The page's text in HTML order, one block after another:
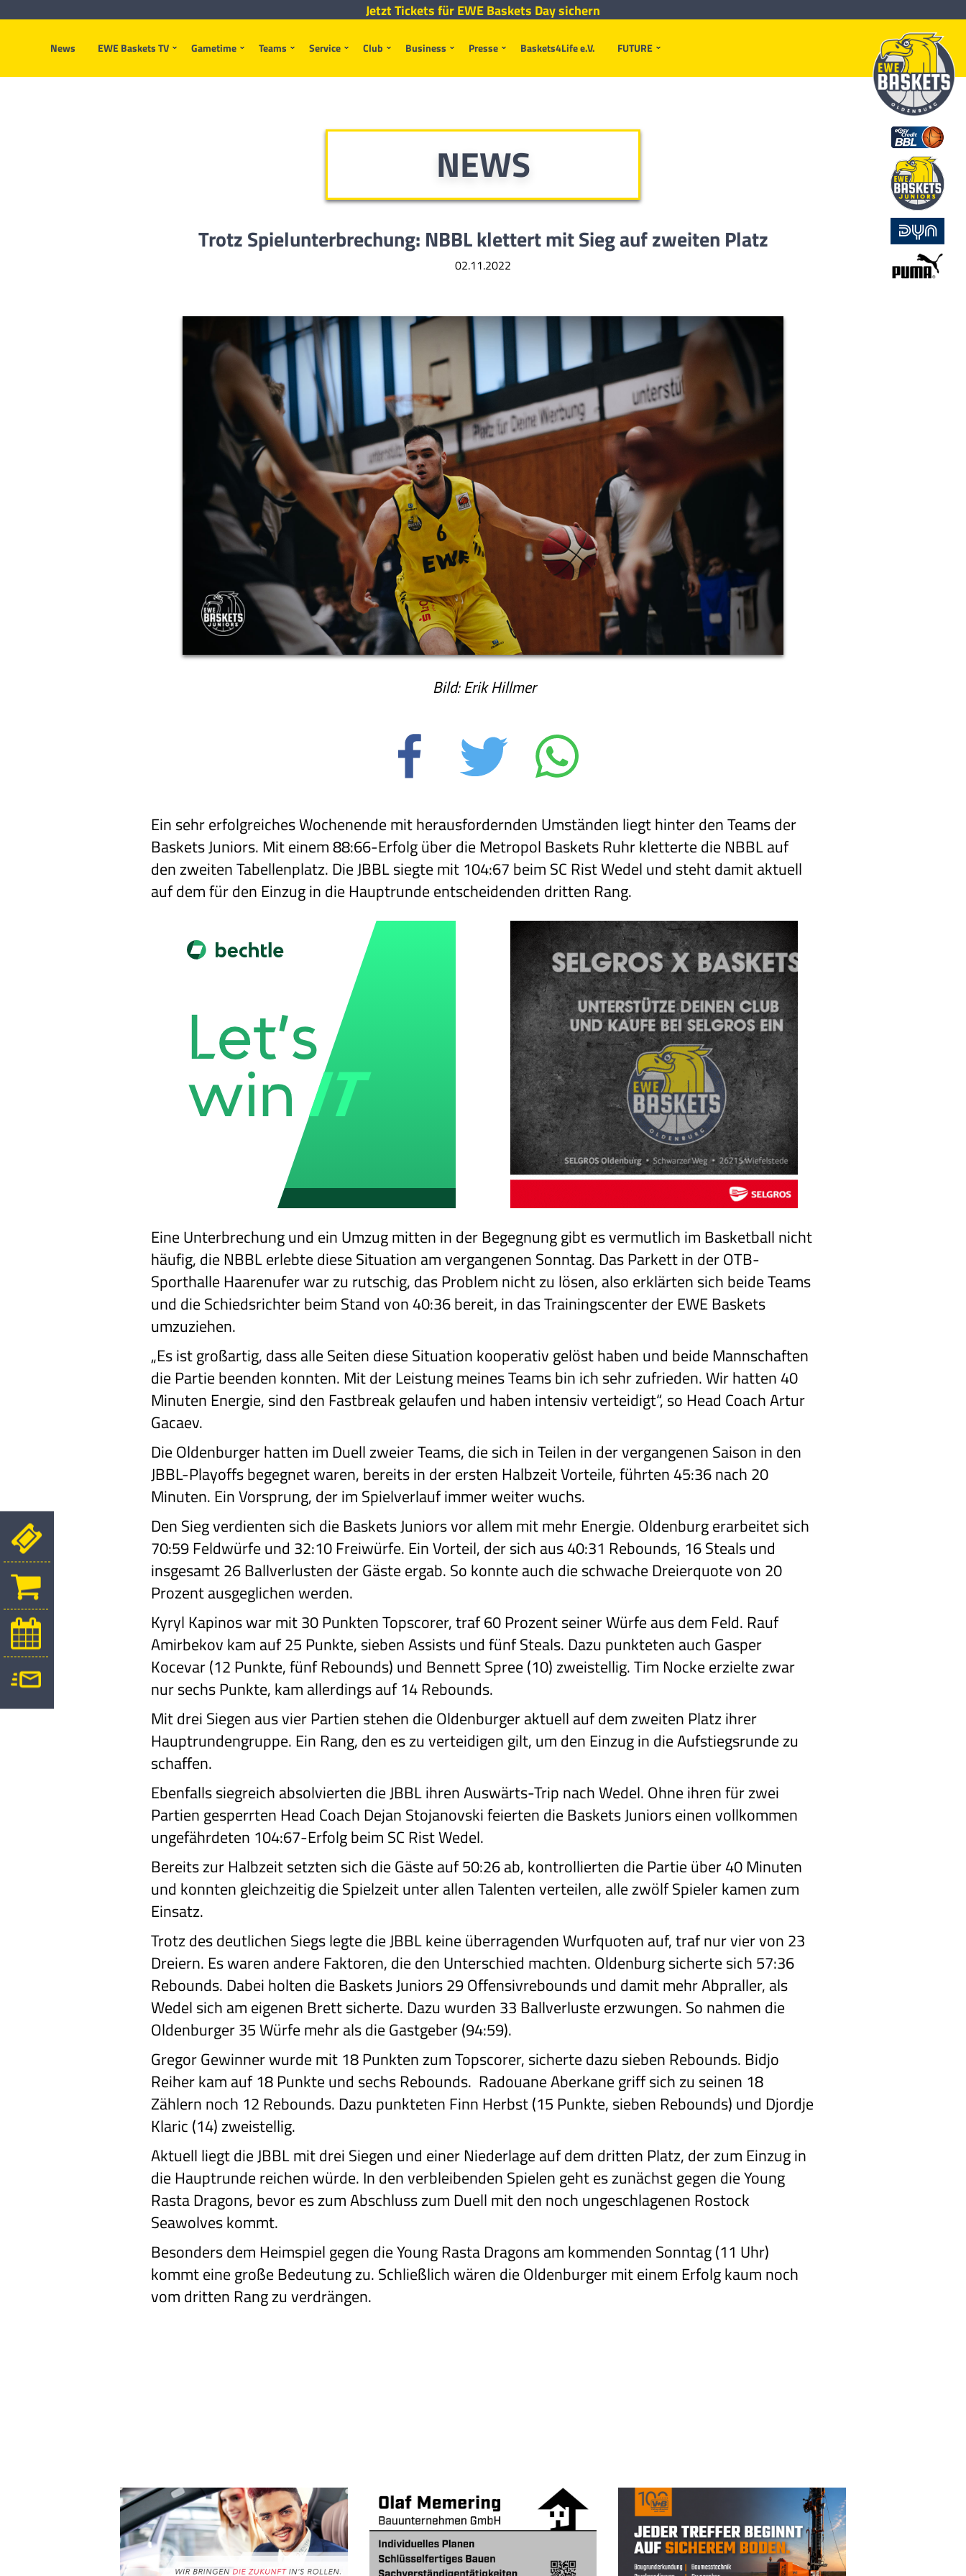
News EWE Baskets TV Gametime Teams Service Club Business Presse Baskets4Life e.V. FUTURE
Jetzt Tickets für EWE Baskets Day sichern
NEWS
Trotz Spielunterbrechung: NBBL klettert mit Sieg auf zweiten Platz
02.11.2022
Bild: Erik Hillmer
Ein sehr erfolgreiches Wochenende mit herausfordernden Umständen liegt hinter den Teams der
Baskets Juniors. Mit einem 88:66-Erfolg über die Metropol Baskets Ruhr kletterte die NBBL auf
den zweiten Tabellenplatz. Die JBBL siegte mit 104:67 beim SC Rist Wedel und steht damit aktuell
auf dem für den Einzug in die Hauptrunde entscheidenden dritten Rang.
Eine Unterbrechung und ein Umzug mitten in der Begegnung gibt es vermutlich im Basketball nicht
häufig, die NBBL erlebte diese Situation am vergangenen Sonntag. Das Parkett in der OTB-
Sporthalle Haarenufer war zu rutschig, das Problem nicht zu lösen, also erklärten sich beide Teams
und die Schiedsrichter beim Stand von 40:36 bereit, in das Trainingscenter der EWE Baskets
umzuziehen.
„Es ist großartig, dass alle Seiten diese Situation kooperativ gelöst haben und beide Mannschaften
die Partie beenden konnten. Mit der Leistung meines Teams bin ich sehr zufrieden. Wir hatten 40
Minuten Energie, sind den Fastbreak gelaufen und haben intensiv verteidigt“, so Head Coach Artur
Gacaev.
Die Oldenburger hatten im Duell zweier Teams, die sich in Teilen in der vergangenen Saison in den
JBBL-Playoffs begegnet waren, bereits in der ersten Halbzeit Vorteile, führten 45:36 nach 20
Minuten. Ein Vorsprung, der im Spielverlauf immer weiter wuchs.
Den Sieg verdienten sich die Baskets Juniors vor allem mit mehr Energie. Oldenburg erarbeitet sich
70:59 Feldwürfe und 32:10 Freiwürfe. Ein Vorteil, der sich aus 40:31 Rebounds, 16 Steals und
insgesamt 26 Ballverlusten der Gäste ergab. So konnte auch die schwache Dreierquote von 20
Prozent ausgeglichen werden.
Kyryl Kapinos war mit 30 Punkten Topscorer, traf 60 Prozent seiner Würfe aus dem Feld. Rauf
Amirbekov kam auf 25 Punkte, sieben Assists und fünf Steals. Dazu punkteten auch Gasper
Kocevar (12 Punkte, fünf Rebounds) und Bennett Spree (10) zweistellig. Tim Nocke erzielte zwar
nur sechs Punkte, kam allerdings auf 14 Rebounds.
Mit drei Siegen aus vier Partien stehen die Oldenburger aktuell auf dem zweiten Platz ihrer
Hauptrundengruppe. Ein Rang, den es zu verteidigen gilt, um den Einzug in die Aufstiegsrunde zu
schaffen.
Ebenfalls siegreich absolvierten die JBBL ihren Auswärts-Trip nach Wedel. Ohne ihren für zwei
Partien gesperrten Head Coach Dejan Stojanovski feierten die Baskets Juniors einen vollkommen
ungefährdeten 104:67-Erfolg beim SC Rist Wedel.
Bereits zur Halbzeit setzten sich die Gäste auf 50:26 ab, kontrollierten die Partie über 40 Minuten
und konnten gleichzeitig die Spielzeit unter allen Talenten verteilen, alle zwölf Spieler kamen zum
Einsatz.
Trotz des deutlichen Siegs legte die JBBL keine überragenden Wurfquoten auf, traf nur vier von 23
Dreiern. Es waren andere Faktoren, die den Unterschied machten. Oldenburg sicherte sich 57:36
Rebounds. Dabei holten die Baskets Juniors 29 Offensivrebounds und damit mehr Abpraller, als
Wedel sich am eigenen Brett sicherte. Dazu wurden 33 Ballverluste erzwungen. So nahmen die
Oldenburger 35 Würfe mehr als die Gastgeber (94:59).
Gregor Gewinner wurde mit 18 Punkten zum Topscorer, sicherte dazu sieben Rebounds. Bidjo
Reiher kam auf 18 Punkte und sechs Rebounds. Radouane Aberkane griff sich zu seinen 18
Zählern noch 12 Rebounds. Dazu punkteten Finn Herbst (15 Punkte, sieben Rebounds) und Djordje
Klaric (14) zweistellig.
Aktuell liegt die JBBL mit drei Siegen und einer Niederlage auf dem dritten Platz, der zum Einzug in
die Hauptrunde reichen würde. In den verbleibenden Spielen geht es zunächst gegen die Young
Rasta Dragons, bevor es zum Abschluss zum Duell mit den noch ungeschlagenen Rostock
Seawolves kommt.
Besonders dem Heimspiel gegen die Young Rasta Dragons am kommenden Sonntag (11 Uhr)
kommt eine große Bedeutung zu. Schließlich wären die Oldenburger mit einem Erfolg kaum noch
vom dritten Rang zu verdrängen.